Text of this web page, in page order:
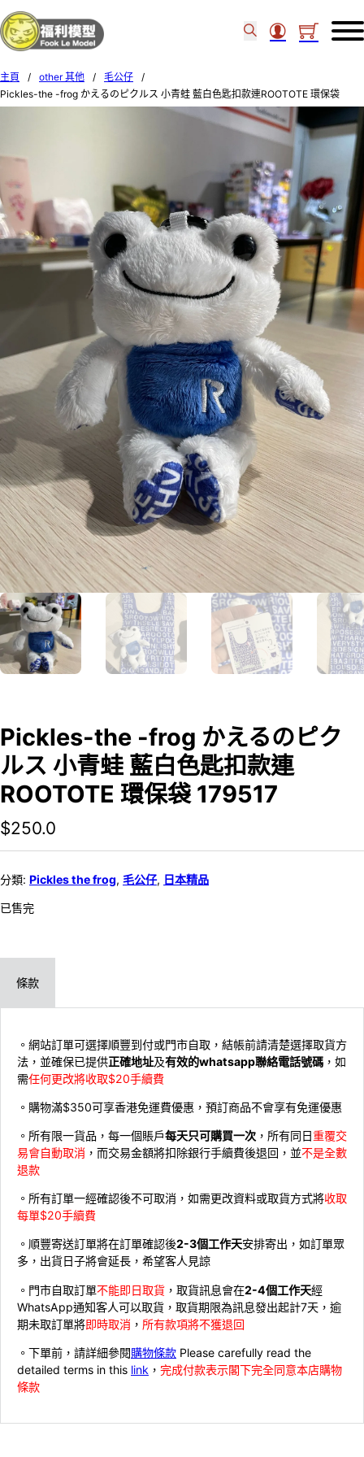
主頁 / other 其他 / 毛公仔
/
Pickles-the -frog かえるのピクルス 小青蛙 藍白色匙扣款連ROOTOTE 環保袋
Pickles-the -frog かえるのピク
ルス 小青蛙 藍白色匙扣款連
ROOTOTE 環保袋 179517
$250.0
分類: Pickles the frog, 毛公仔, 日本精品
已售完
條款
。網站訂單可選擇順豐到付或門市自取，結帳前請清楚選擇取貨方
法，並確保已提供正確地址及有效的whatsapp聯絡電話號碼 ，如
需任何更改將收取$20手續費
。購物滿$350可享香港免運費優惠，預訂商品不會享有免運優惠
。所有限一貨品，每一個賬戶每天只可購買一次 ，所有同日重覆交
易會自動取消 ，而交易金額將扣除銀行手續費後退回，並不是全數
退款
。所有訂單一經確認後不可取消，如需更改資料或取貨方式將收取
每單$20手續費
。順豐寄送訂單將在訂單確認後2-3個工作天安排寄出，如訂單眾
多，出貨日子將會延長，希望客人見諒
。門市自取訂單不能即日取貨 ，取貨訊息會在2-4個工作天經
WhatsApp通知客人可以取貨，取貨期限為訊息發出起計7天，逾
期未取訂單將即時取消 ， 所有款項將不獲退回
。下單前，請詳細參閱購物條款 Please carefully read the
detailed terms in this link ， 完成付款表示閣下完全同意本店購物
條款